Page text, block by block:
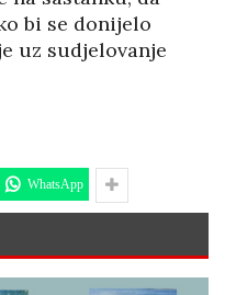
bi se donijelo
uz sudjelovanje
WhatsApp